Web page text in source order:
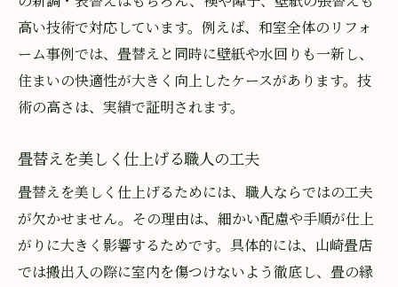
高い技術で対応しています。例えば、和室全体のリフォ
ーム事例では、畳替えと同時に壁紙や水回りも一新し、
住まいの快適性が大きく向上したケースがあります。技
術の高さは、実績で証明されます。
畳替えを美しく仕上げる職人の工夫
畳替えを美しく仕上げるためには、職人ならではの工夫
が欠かせません。その理由は、細かい配慮や手順が仕上
がりに大きく影響するためです。具体的には、山崎畳店
では搬出入の際に室内を傷つけないよう徹底し、畳の縁